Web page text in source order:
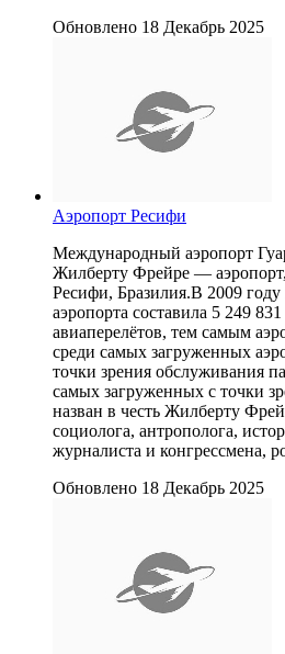
Обновлено 18 Декабрь 2025
Аэропорт Ресифи
Международный аэропорт
Жилберту Фрейре —
Ресифи, Бразилия.В 2009 году
аэропорта составила 5 249
авиаперелётов, тем самым
среди самых загруженных
точки зрения обслуживания
самых загруженных с точки
назван в честь Жилберту
социолога, антрополога,
журналиста и конгрессмена,
Обновлено 18 Декабрь 2025